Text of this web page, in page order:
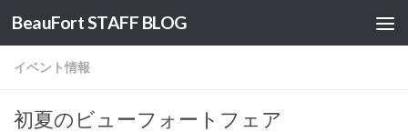
コンテンツへスキップ
BeauFort STAFF BLOG
イベント情報
初夏のビューフォートフェア